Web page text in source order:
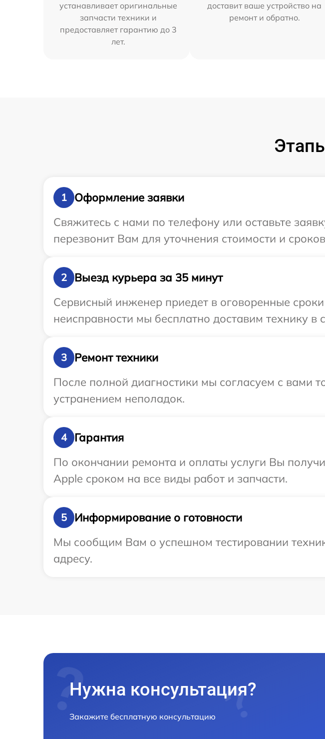
устанавливает оригинальные
запчасти техники и
предоставляет гарантию до 3
лет.
доставит ваше устройство на
ремонт и обратно.
1
Оформление заявки
Свяжитесь с нами по телефону или оставьте
перезвонит Вам для уточнения стоимости и
2
Выезд курьера за 35 минут
Сервисный инженер приедет в оговоренные
неисправности мы бесплатно доставим технику в
3
Ремонт техники
После полной диагностики мы согласуем с вами
устранением неполадок.
4
Гарантия
По окончании ремонта и оплаты услуги Вы
Apple сроком на все виды работ и запчасти.
5
Информирование о готовности
Мы сообщим Вам о успешном тестировании
адресу.
Нужна консультация?
Закажите бесплатную консультацию